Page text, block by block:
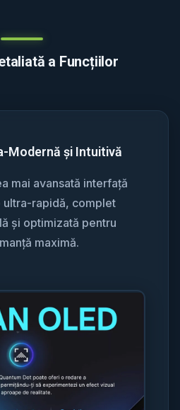
a Funcțiilor
Modernă și Intuitivă
mai avansată interfață
ultra-rapidă, complet
și optimizată pentru
maximă.